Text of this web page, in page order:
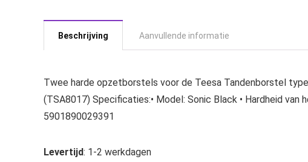
Beschrijving Aanvullende informatie
Twee harde opzetborstels voor de Teesa Tandenborstel
(TSA8017) Specificaties:• Model: Sonic Black • Hardheid van
5901890029391
Levertijd: 1-2 werkdagen